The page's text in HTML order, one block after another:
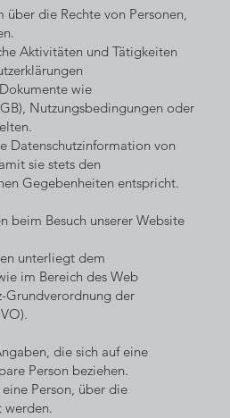
die Rechte von Personen,
Aktivitäten und Tätigkeiten
wie
Nutzungsbedingungen oder
Datenschutzinformation von
sie stets den
Gegebenheiten entspricht.
beim Besuch unserer Website
unterliegt dem
im Bereich des Web
Grundverordnung der
die sich auf eine
Person beziehen.
Person, über die
werden.